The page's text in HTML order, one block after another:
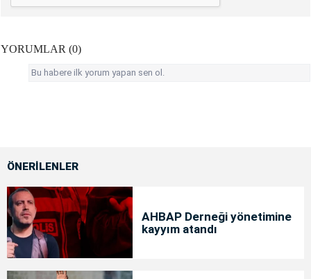
YORUMLAR (0)
Bu habere ilk yorum yapan sen ol.
ÖNERİLENLER
AHBAP Derneği yönetimine
kayyım atandı